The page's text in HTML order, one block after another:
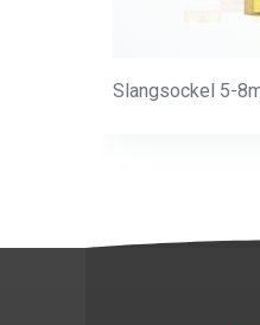
Slangsockel 5-